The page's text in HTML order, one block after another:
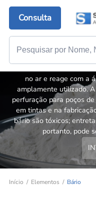
Consulta
no ar e reage com a
amplamente utilizado.
perfuração para poços
em tintas e na
bário são tóxicos;
portanto, pode
Início Elementos Bário